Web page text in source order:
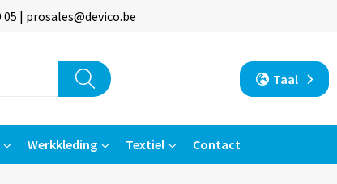
| prosales@devico.be
Taal
Werkkleding Textiel Contact